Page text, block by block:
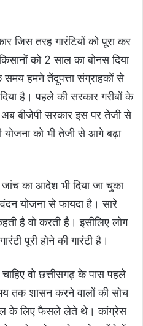
जिस तरह गारंटियों को पूरा कर
को 2 साल का बोनस दिया
हमने तेंदूपत्ता संग्राहकों से
दिया है। पहले की सरकार गरीबों के
बीजेपी सरकार इस पर तेजी से
को भी तेजी से आगे बढ़ा
जांच का आदेश भी दिया जा चुका
योजना से फायदा है। सारे
है वो करती है। इसीलिए लोग
पूरी होने की गारंटी है।
वो छत्तीसगढ़ के पास पहले
तक शासन करने वालों की सोच
के लिए फैसले लेते थे। कांग्रेस